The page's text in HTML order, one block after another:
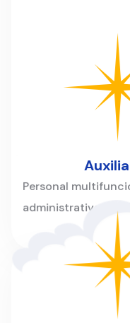
Personal
administrativas,